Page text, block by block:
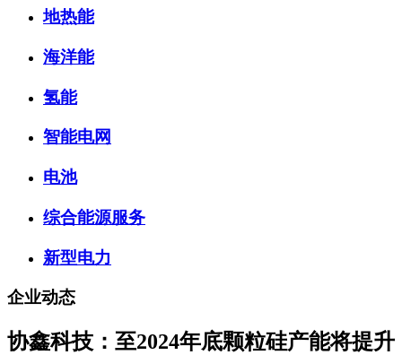
地热能
海洋能
氢能
智能电网
电池
综合能源服务
新型电力
企业动态
协鑫科技：至2024年底颗粒硅产能将提升